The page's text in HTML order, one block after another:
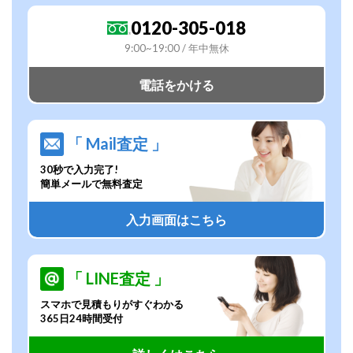
0120-305-018
9:00~19:00 / 年中無休
電話をかける
「 Mail査定 」
30秒で入力完了!
簡単メールで無料査定
入力画面はこちら
「 LINE査定 」
スマホで見積もりがすぐわかる
365日24時間受付